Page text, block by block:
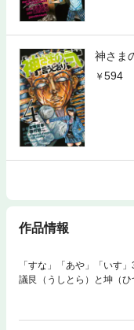
神さま
594
作品情報
「すな」「あや」「いす
議艮（うしとら）と坤（
いを告げ、涙（るい）が
となる、すなとりチーム
かい）も改心！ だけど、